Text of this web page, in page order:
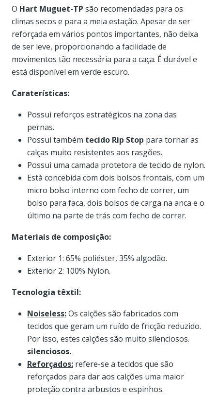
O Hart Muguet-TP são recomendadas para os
climas secos e para a meia estação. Apesar de ser
reforçada em vários pontos importantes, não deixa
de ser leve, proporcionando a facilidade de
movimentos tão necessária para a caça. É durável e
está disponível em verde escuro.
Caraterísticas:
Possui reforços estratégicos na zona das
pernas.
Possui também tecido Rip Stop para tornar as
calças muito resistentes aos rasgões.
Possui uma camada protetora de tecido de nylon.
Está concebida com dois bolsos frontais, com um
micro bolso interno com fecho de correr, um
bolso para faca, dois bolsos de carga na anca e o
último na parte de trás com fecho de correr.
Materiais de composição:
Exterior 1: 65% poliéster, 35% algodão.
Exterior 2: 100% Nylon.
Tecnologia têxtil:
Noiseless:Os calções são fabricados com
tecidos que geram um ruído de fricção reduzido.
Por isso, estes calções são muito silenciosos.
silenciosos.
Reforçados: refere-se a tecidos que são
reforçados para dar aos calções uma maior
proteção contra arbustos e espinhos.